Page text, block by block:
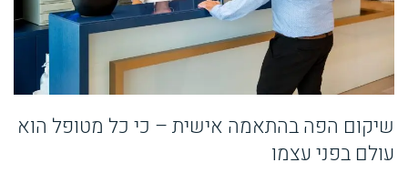
שיקום הפה בהתאמה אישית – כי כל מטופל הוא
עולם בפני עצמו